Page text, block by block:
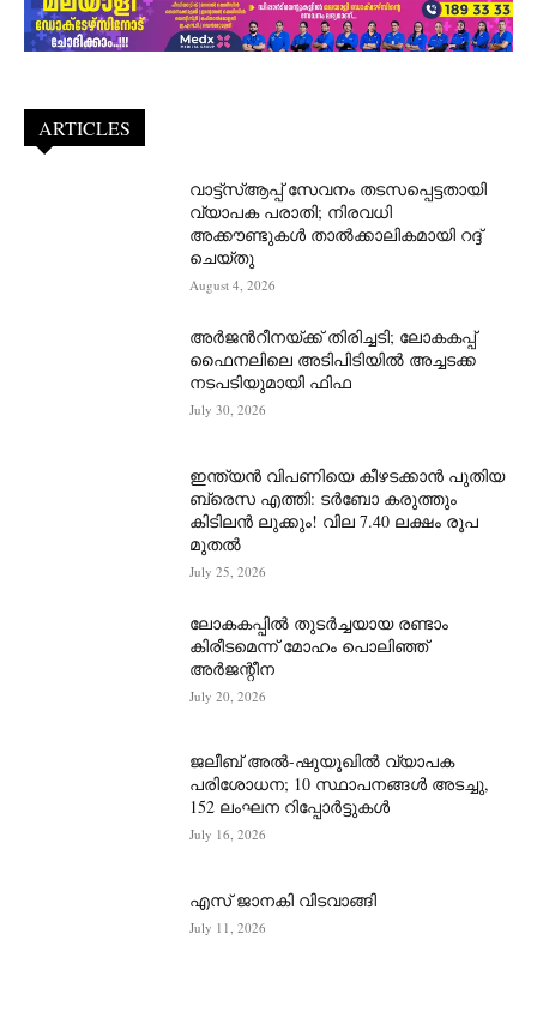
ARTICLES
വാട്ട്‌സ്ആപ്പ് സേവനം തടസപ്പെട്ടതായി
വ്യാപക പരാതി; നിരവധി
അക്കൗണ്ടുകൾ താൽക്കാലികമായി റദ്ദ്
ചെയ്തു
August 4, 2026
അർജന്‍റീനയ്ക്ക് തിരിച്ചടി; ലോകകപ്പ്
ഫൈനലിലെ അടിപിടിയിൽ അച്ചടക്ക
നടപടിയുമായി ഫിഫ
July 30, 2026
ഇന്ത്യൻ വിപണിയെ കീഴടക്കാന്‍ പുതിയ
ബ്രെസ എത്തി: ടർബോ കരുത്തും
കിടിലൻ ലുക്കും! വില 7.40 ലക്ഷം രൂപ
മുതൽ
July 25, 2026
ലോകകപ്പിൽ തുടർച്ചയായ രണ്ടാം
കിരീടമെന്ന് മോഹം പൊലിഞ്ഞ്
അർ‍ജന്റീന
July 20, 2026
ജലീബ് അൽ-ഷുയൂഖിൽ വ്യാപക
പരിശോധന; 10 സ്ഥാപനങ്ങൾ അടച്ചു,
152 ലംഘന റിപ്പോർട്ടുകൾ
July 16, 2026
എസ് ജാനകി വിടവാങ്ങി
July 11, 2026